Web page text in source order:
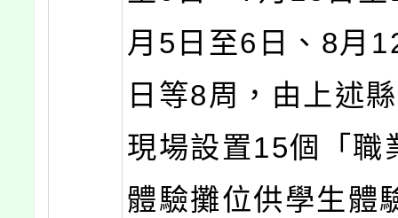
月5日至6日、8月
日等8周，由上述
現場設置15個「職
體驗攤位供學生體